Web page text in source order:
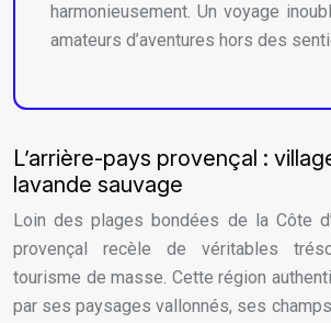
harmonieusement. Un voyage
amateurs d’aventures hors des
L’arrière-pays provençal :
lavande sauvage
Loin des plages bondées de la Côte
provençal recèle de véritables
tourisme de masse. Cette région
par ses paysages vallonnés, ses